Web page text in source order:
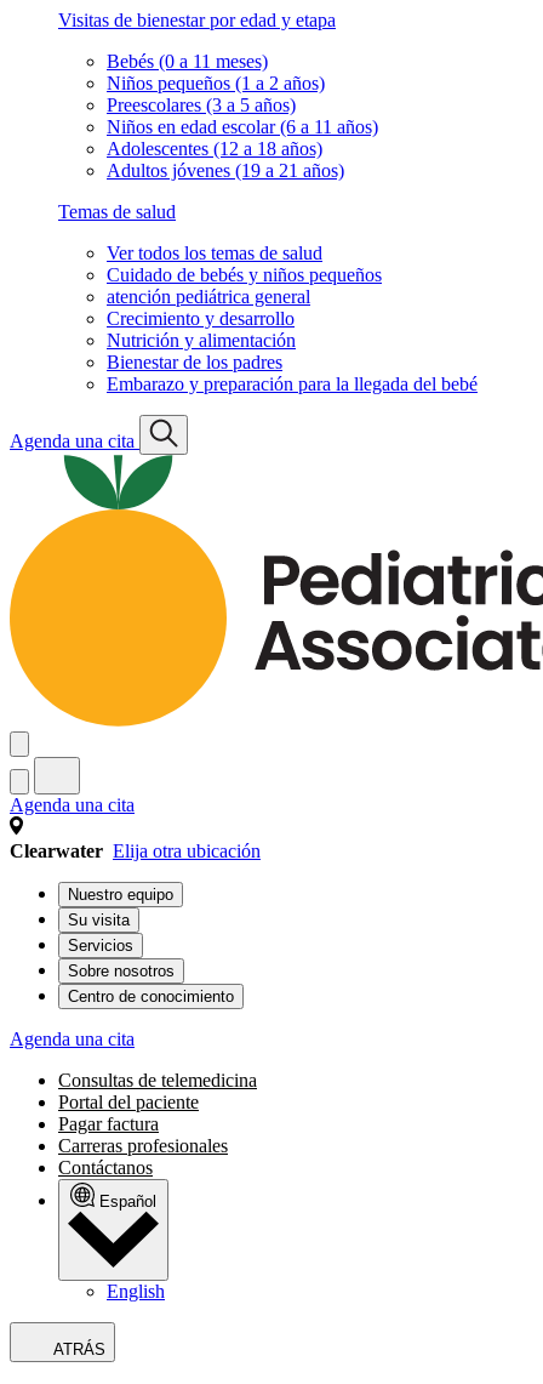
Visitas de bienestar por edad y etapa
Bebés (0 a 11 meses)
Niños pequeños (1 a 2 años)
Preescolares (3 a 5 años)
Niños en edad escolar (6 a 11 años)
Adolescentes (12 a 18 años)
Adultos jóvenes (19 a 21 años)
Temas de salud
Ver todos los temas de salud
Cuidado de bebés y niños pequeños
atención pediátrica general
Crecimiento y desarrollo
Nutrición y alimentación
Bienestar de los padres
Embarazo y preparación para la llegada del bebé
Agenda una cita
Agenda una cita
Clearwater Elija otra ubicación
Nuestro equipo
Su visita
Servicios
Sobre nosotros
Centro de conocimiento
Agenda una cita
Consultas de telemedicina
Portal del paciente
Pagar factura
Carreras profesionales
Contáctanos
Español
English
ATRÁS